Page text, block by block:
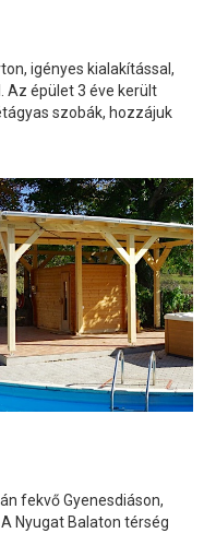
igényes kialakítással,
Az épület 3 éve került
szobák, hozzájuk
fekvő Gyenesdiáson,
Nyugat Balaton térség